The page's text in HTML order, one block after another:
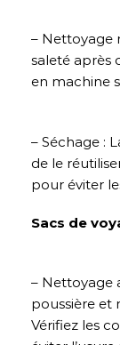
– Nettoyage
saleté après
en machine
– Séchage :
de le
pour éviter
Sacs de
– Nettoyage
poussière et
Vérifiez les